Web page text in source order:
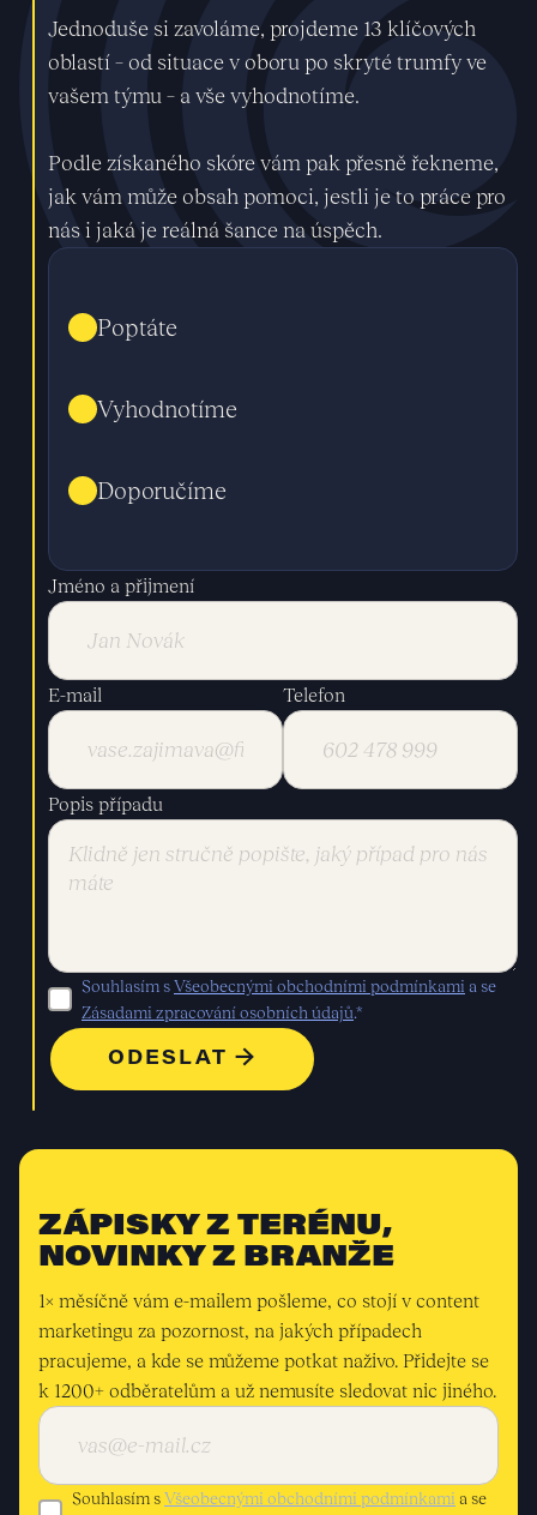
Jednoduše si zavoláme, projdeme 13 klíčových
oblastí – od situace v oboru po skryté trumfy ve
vašem týmu – a vše vyhodnotíme.
Podle získaného skóre vám pak přesně řekneme,
jak vám může obsah pomoci, jestli je to práce pro
nás i jaká je reálná šance na úspěch.
Poptáte
Vyhodnotíme
Doporučíme
Jméno a přijmení
E-mail Telefon
Popis případu
Souhlasím sVšeobecnými obchodními podmínkami a se
Zásadami zpracování osobních údajů.*
ZÁPISKY Z TERÉNU,
NOVINKY Z BRANŽE
1× měsíčně vám e-mailem pošleme, co stojí v content
marketingu za pozornost, na jakých případech
pracujeme, a kde se můžeme potkat naživo. Přidejte se
k 1200+ odběratelům a už nemusíte sledovat nic jiného.
Souhlasím sVšeobecnými obchodními podmínkami a se